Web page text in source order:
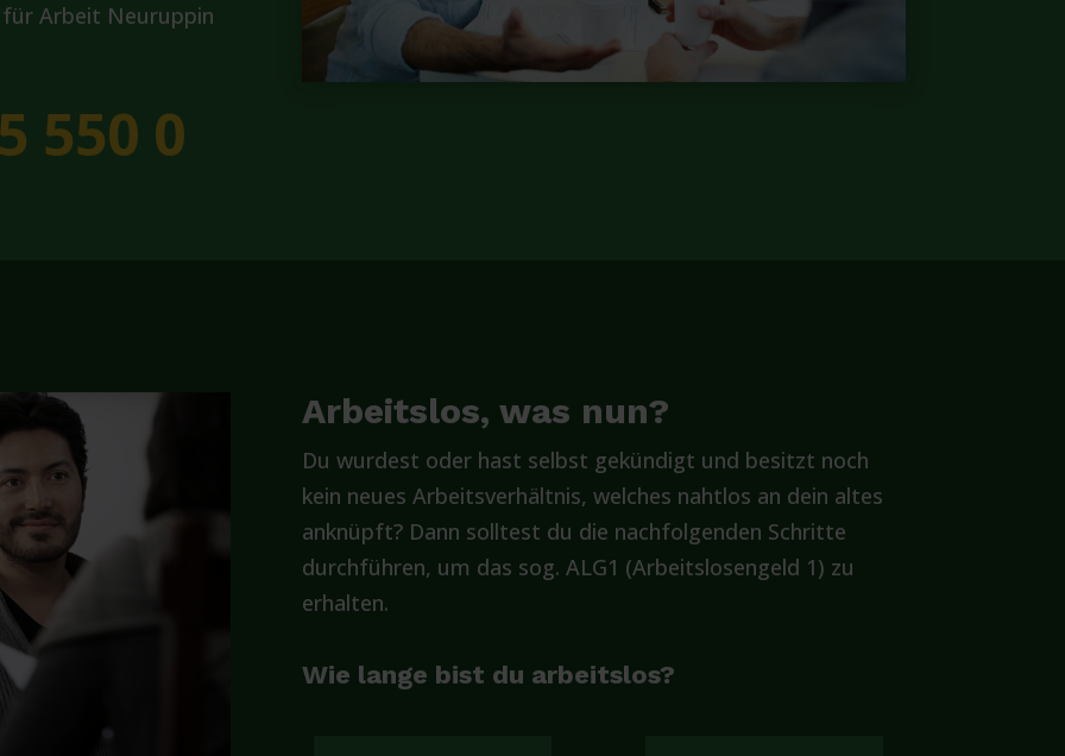
Arbeit Neuruppin
550 0
Arbeitslos, was nun?
Du wurdest oder hast selbst gekündigt und besitzt noch
kein neues Arbeitsverhältnis, welches nahtlos an dein altes
anknüpft? Dann solltest du die nachfolgenden Schritte
durchführen, um das sog. ALG1 (Arbeitslosengeld 1) zu
erhalten.
Wie lange bist du arbeitslos?